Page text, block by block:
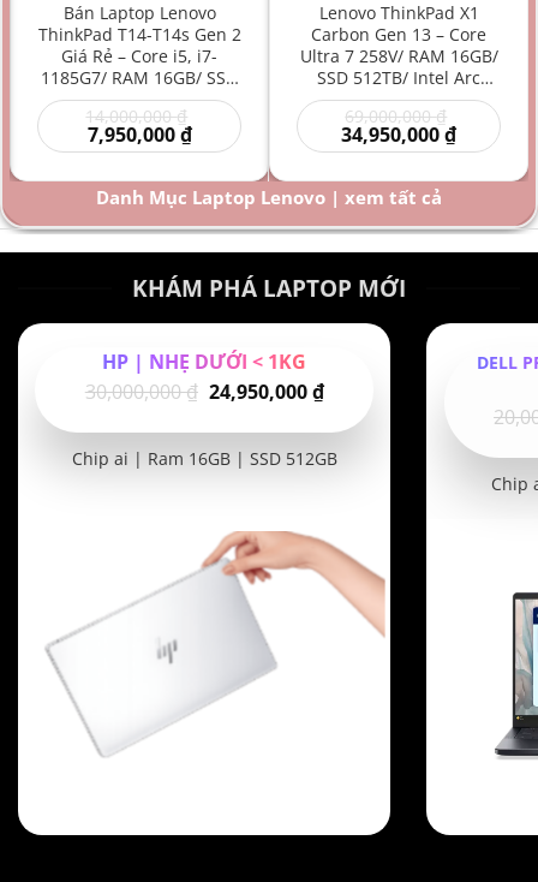
Bán Laptop Lenovo
ThinkPad T14-T14s Gen 2
Giá Rẻ – Core i5, i7-
1185G7/ RAM 16GB/ SSD
512GB/ Intel Iris Xe
Graphics/ 14 inch –
Laptop doanh nhân/
Laptop bền bỉ/ Laptop
hiệu năng mạnh giá rẻ
14,000,000₫
gốc
là:
14,000,000 ₫.
7,950,000₫Giá
hiện
là:
7,950,000 ₫.
Lenovo ThinkPad X1
Carbon Gen 13 – Core
Ultra 7 258V/ RAM 16GB/
SSD 512TB/ Intel Arc
Graphics 140V/ 14 inch –
Laptop AI Doanh Nhân
Siêu Cao Cấp Mỏng Nhẹ
69,000,000₫
gốc
là:
34,950,000₫Giá
hiện
là:
₫.
Danh Mục Laptop Lenovo | xem tất cả
KHÁM PHÁ LAPTOP MỚI
HP | NHẸ DƯỚI < 1KG
30,000,000₫ Giá
là:
24,950,000₫Giá
hiện
tại
Chip ai | Ram 16GB | SSD 512GB
DELL
Chip